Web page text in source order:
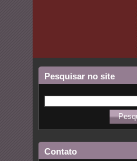
Pesquisar no site
Contato